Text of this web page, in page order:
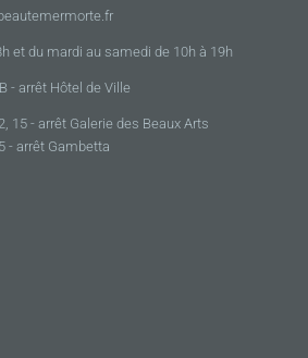
et du mardi au samedi de 10h à 19h
- arrêt Hôtel de Ville
15 - arrêt Galerie des Beaux Arts
- arrêt Gambetta